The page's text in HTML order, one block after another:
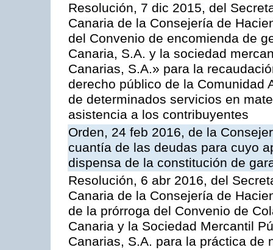
Resolución, 7 dic 2015, del
Canaria de la Consejería de
del Convenio de encomienda de
Canaria, S.A. y la sociedad
Canarias, S.A.» para la
derecho público de la Comunidad
de determinados servicios en
asistencia a los contribuyentes
Orden, 24 feb 2016, de la
cuantía de las deudas para cuyo
dispensa de la constitución de
Resolución, 6 abr 2016, del
Canaria de la Consejería de
de la prórroga del Convenio de
Canaria y la Sociedad Mercantil
Canarias, S.A. para la práctica de